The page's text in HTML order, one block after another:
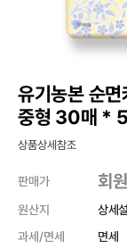
유기농본 순
중형 30매 *
상품상세참조
판매가 회
원산지
상세
과세/면세
면세